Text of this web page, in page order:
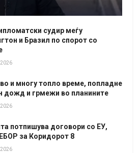
судир меѓу
и Бразил по спорот со
и многу топло време, попладне
дожд и грмежи во планините
потпишува договори со ЕУ,
за Коридорот 8